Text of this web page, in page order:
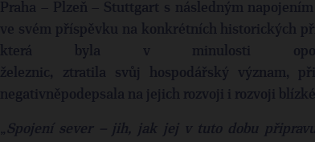
Praha – Plzeň – Stuttgart s následným
ve svém příspěvku na konkrétních historických
která byla v minulosti
železnic, ztratila svůj hospodářský význam,
negativněpodepsala na jejich rozvoji i rozvoji
„ Spojení sever – jih, jak jej v tuto dobu